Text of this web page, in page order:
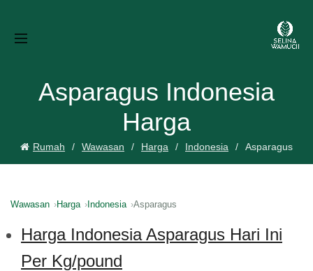
Asparagus Indonesia
Harga
Rumah Wawasan Harga Indonesia Asparagus
Wawasan Harga Indonesia Asparagus
Harga Indonesia Asparagus Hari Ini
Per Kg/pound